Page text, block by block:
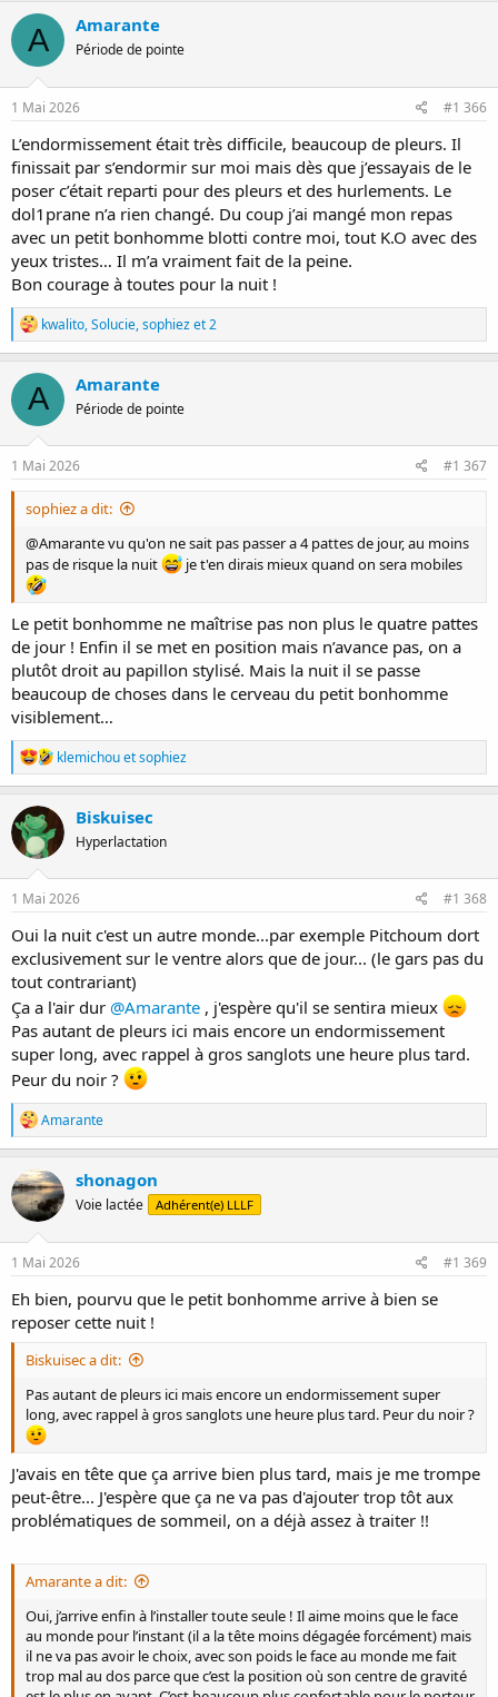
c
t
o
n
s
A Amarante
Période de pointe
1 Mai 2026 #1 366
L’endormissement était très difficile, beaucoup de pleurs. Il
finissait par s’endormir sur moi mais dès que j’essayais de le
poser c’était reparti pour des pleurs et des hurlements. Le
dol1prane n’a rien changé. Du coup j’ai mangé mon repas
avec un petit bonhomme blotti contre moi, tout K.O avec des
yeux tristes… Il m’a vraiment fait de la peine.
Bon courage à toutes pour la nuit !
R
é
a
c
t
o
n
s
kwalito,Solucie,sophiezet 2
A Amarante
Période de pointe
1 Mai 2026 #1 367
sophiez a dit:
@Amarante vu qu'on ne sait pas passer a 4 pattes de jour, au moins
pas de risque la nuit
je t'en dirais mieux quand on sera mobiles
Le petit bonhomme ne maîtrise pas non plus le quatre pattes
de jour ! Enfin il se met en position mais n’avance pas, on a
plutôt droit au papillon stylisé. Mais la nuit il se passe
beaucoup de choses dans le cerveau du petit bonhomme
visiblement…
R
é
a
c
t
i
n
s
klemichouetsophiez
Biskuisec
Hyperlactation
1 Mai 2026 #1 368
Oui la nuit c'est un autre monde...par exemple Pitchoum dort
exclusivement sur le ventre alors que de jour... (le gars pas du
tout contrariant)
Ça a l'air dur @Amarante , j'espère qu'il se sentira mieux
Pas autant de pleurs ici mais encore un endormissement
super long, avec rappel à gros sanglots une heure plus tard.
Peur du noir ?
R
é
a
c
t
i
o
n
s
Amarante
shonagon
Voie lactée Adhérent(e) LLLF
1 Mai 2026 #1 369
Eh bien, pourvu que le petit bonhomme arrive à bien se
reposer cette nuit !
Biskuisec a dit:
Pas autant de pleurs ici mais encore un endormissement super
long, avec rappel à gros sanglots une heure plus tard. Peur du noir ?
J'avais en tête que ça arrive bien plus tard, mais je me trompe
peut-être... J'espère que ça ne va pas d'ajouter trop tôt aux
problématiques de sommeil, on a déjà assez à traiter !!
Amarante a dit:
Oui, j’arrive enfin à l’installer toute seule ! Il aime moins que le face
au monde pour l’instant (il a la tête moins dégagée forcément) mais
il ne va pas avoir le choix, avec son poids le face au monde me fait
trop mal au dos parce que c’est la position où son centre de gravité